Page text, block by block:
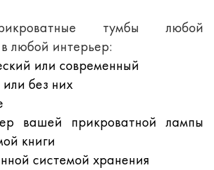
тумбы любой
любой интерьер:
или современный
без них
вашей прикроватной лампы
книги
системой хранения